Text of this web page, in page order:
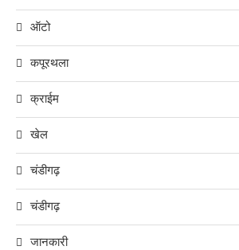
ऑटो
कपूरथला
क्राईम
खेल
चंडीगढ़
चंडीगढ़
जानकारी